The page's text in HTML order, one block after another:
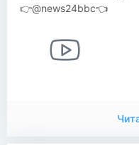
👉@news24bbc👈